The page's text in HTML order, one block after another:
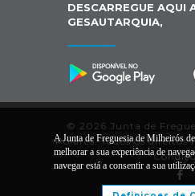
DESCARREGUE AQUI
GESAUTARQUIA,
© 2026 Junta de
Poiares. Todos os direitos
A Junta de Freguesia de Milheirós
melhorar a sua experiência de
navegar está a consentir a sua